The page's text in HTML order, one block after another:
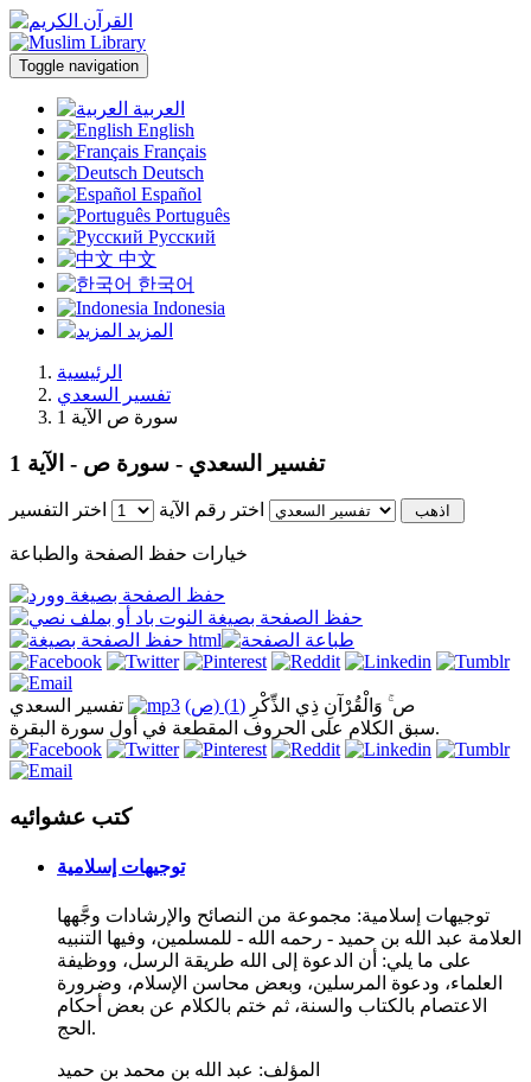
Toggle navigation
العربية
English
Français
Deutsch
Español
Português
Русский
中文
한국어
Indonesia
المزيد
الرئيسية
تفسير السعدي
سورة ص الآية 1
تفسير السعدي - سورة ص - الآية 1
اختر رقم الآية اختر التفسير
خيارات حفظ الصفحة والطباعة
ص ۚ وَالْقُرْآنِ ذِي الذِّكْرِ (1) (ص)
تفسير السعدي
سبق الكلام على الحروف المقطعة في أول سورة البقرة.
كتب عشوائيه
توجيهات إسلامية
توجيهات إسلامية: مجموعة من النصائح والإرشادات وجَّهها
العلامة عبد الله بن حميد - رحمه الله - للمسلمين، وفيها التنبيه
على ما يلي: أن الدعوة إلى الله طريقة الرسل، ووظيفة
العلماء، ودعوة المرسلين، وبعض محاسن الإسلام، وضرورة
الاعتصام بالكتاب والسنة، ثم ختم بالكلام عن بعض أحكام
الحج.
المؤلف: عبد الله بن محمد بن حميد